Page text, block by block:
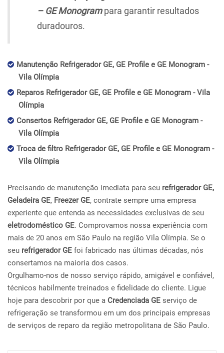
– GE Monogrampara garantir resultados
duradouros.
Manutenção Refrigerador GE, GE Profile e GE Monogram -
Vila Olímpia
Reparos Refrigerador GE, GE Profile e GE Monogram - Vila
Olímpia
Consertos Refrigerador GE, GE Profile e GE Monogram -
Vila Olímpia
Troca de filtro Refrigerador GE, GE Profile e GE Monogram -
Vila Olímpia
Precisando de manutenção imediata para seu refrigerador GE,
Geladeira GE, Freezer GE, contrate sempre uma empresa
experiente que entenda as necessidades exclusivas de seu
eletrodoméstico GE. Comprovamos nossa experiência com
mais de 20 anos em São Paulo na região Vila Olímpia. Se o
seu refrigerador GE foi fabricado nas últimas décadas, nós
consertamos na maioria dos casos.
Orgulhamo-nos de nosso serviço rápido, amigável e confiável,
técnicos habilmente treinados e fidelidade do cliente. Ligue
hoje para descobrir por que a Credenciada GE serviço de
refrigeração se transformou em um dos principais empresas
de serviços de reparo da região metropolitana de São Paulo.